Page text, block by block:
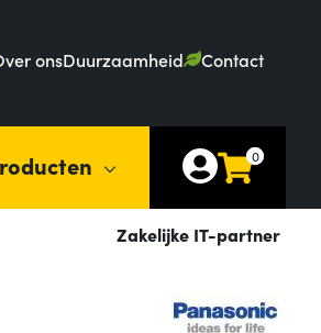
onsDuurzaamheid Contact
0
Zakelijke IT-partner